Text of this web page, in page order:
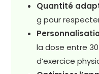
Quantité
g pour
la dose entre
d’exercice